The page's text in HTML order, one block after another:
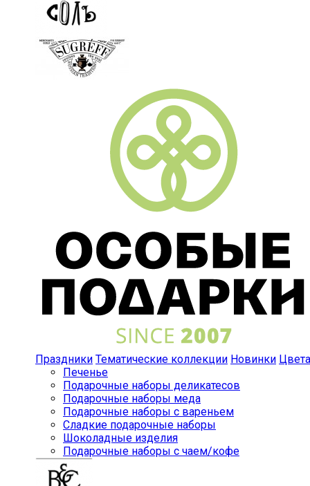
Праздники Тематические коллекции Новинки Цвета
Печенье
Подарочные наборы деликатесов
Подарочные наборы меда
Подарочные наборы с вареньем
Сладкие подарочные наборы
Шоколадные изделия
Подарочные наборы с чаем/кофе